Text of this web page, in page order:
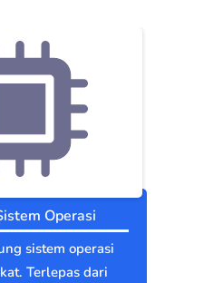
Operasi
sistem operasi
Terlepas dari